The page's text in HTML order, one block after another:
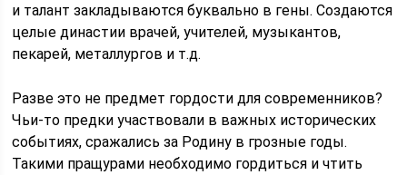
и талант закладываются буквально в гены. Создаются
целые династии врачей, учителей, музыкантов,
пекарей, металлургов и т.д.
Разве это не предмет гордости для современников?
Чьи-то предки участвовали в важных исторических
событиях, сражались за Родину в грозные годы.
Такими пращурами необходимо гордиться и чтить